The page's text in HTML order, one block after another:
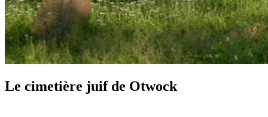
Le cimetière juif de Otwock